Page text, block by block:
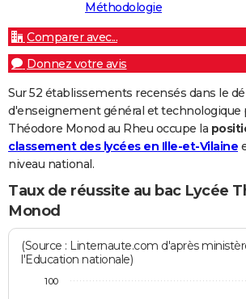
Méthodologie
Comparer avec...
Donnez votre avis
Sur 52 établissements recensés dans le
d'enseignement général et technologique
Théodore Monod au Rheu occupe la
classement des lycées en Ille-et-Vilaine
niveau national.
Taux de réussite au bac Lycée
Monod
(Source : Linternaute.com d'après
l'Education nationale)
100